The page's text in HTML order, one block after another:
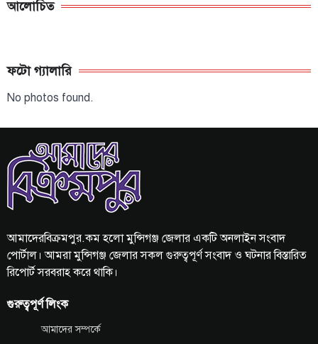
আলোচিত
ফটো গ্যালারি
No photos found.
আমাদেরবিক্রমপুর.কম হলো মুন্সিগঞ্জ জেলার একটি অনলাইন সংবাদ
পোর্টাল। আমরা মুন্সিগঞ্জ জেলার সকল গুরুত্বপূর্ণ সংবাদ ও ঘটনার বিস্তারিত
রিপোর্ট সরবরাহ করে থাকি।
গুরুত্বপূর্ণ লিংক
আমাদের সম্পর্কে